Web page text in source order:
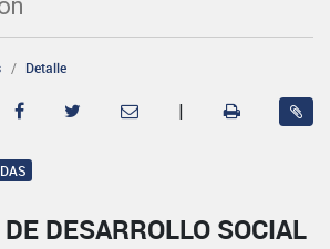
Detalle
|
DESARROLLO SOCIAL